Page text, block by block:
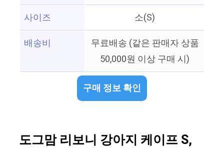
사이즈
소(S)
배송비
무료배송 (같은 판매자 상품
50,000원 이상 구매 시)
구매 정보 확인
도그맘 리보니 강아지 케이프 S,